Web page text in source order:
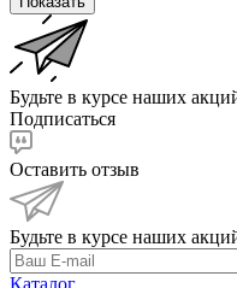
Будьте в курсе наших
Подписаться
Оставить отзыв
Будьте в курсе наших
Каталог